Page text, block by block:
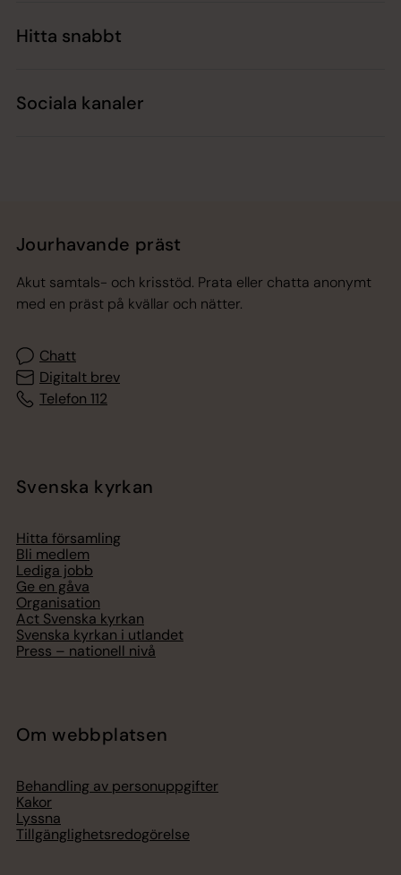
Hitta snabbt
Sociala kanaler
Jourhavande präst
Akut samtals- och krisstöd. Prata eller chatta anonymt
med en präst på kvällar och nätter.
Chatt
Digitalt brev
Telefon 112
Svenska kyrkan
Hitta församling
Bli medlem
Lediga jobb
Ge en gåva
Organisation
Act Svenska kyrkan
Svenska kyrkan i utlandet
Press – nationell nivå
Om webbplatsen
Behandling av personuppgifter
Kakor
Lyssna
Tillgänglighetsredogörelse